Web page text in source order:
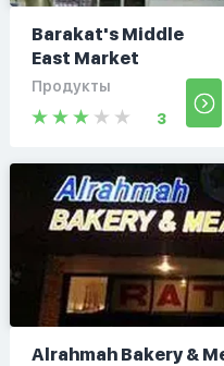
Barakat's Middle
East Market
Продукты
3
Alrahmah Bakery &